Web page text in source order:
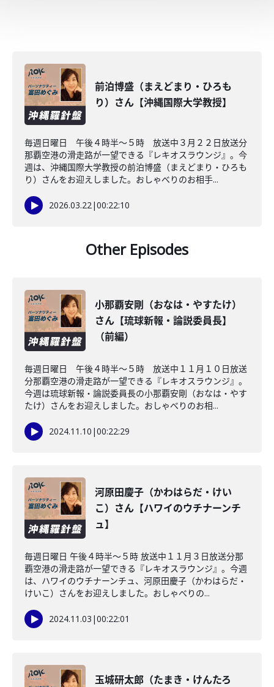
前泊博盛（まえどまり・ひろも
り）さん【沖縄国際大学教授】
毎週日曜日 午後４時半～５時 放送中３月２２日放送分
那覇空港の滑走路が一望できる『レキオスラウンジ』。今
週は、沖縄国際大学教授の前泊博盛（まえどまり・ひろも
り）さんをお迎えしました。おしゃべりのお相手...
2026.03.22|00:22:10
Other Episodes
小那覇安剛（おなは・やすたけ）
さん【琉球新報・論説委員長】
（前編）
毎週日曜日 午後４時半～５時 放送中１１月１０日放送
分那覇空港の滑走路が一望できる『レキオスラウンジ』。
今週は琉球新報・論説委員長の小那覇安剛（おなは・やす
たけ）さんをお迎えしました。おしゃべりのお相...
2024.11.10 |00:22:29
河原田慶子（かわはらだ・けい
こ）さん【ハワイのウチナーンチ
ュ】
毎週日曜日 午後４時半～５時 放送中１１月３日放送分那
覇空港の滑走路が一望できる『レキオスラウンジ』。今週
は、ハワイのウチナーンチュ、河原田慶子（かわはらだ・
けいこ）さんをお迎えしました。おしゃべりの...
2024.11.03 |00:22:01
玉城研太郎（たまき・けんたろ